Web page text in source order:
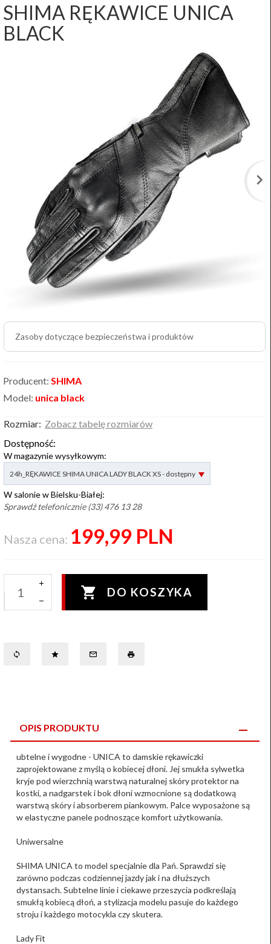
SHIMA RĘKAWICE UNICA
BLACK
Zasoby dotyczące bezpieczeństwa i produktów
Producent: SHIMA
Model: unica black
Rozmiar: Zobacz tabelę rozmiarów
Dostępność:
W magazynie wysyłkowym:
24h_RĘKAWICE SHIMA UNICA LADY BLACK XS - dostępny
W salonie w Bielsku-Białej:
Sprawdź telefonicznie (33) 476 13 28
Nasza cena: 199,99 PLN
DO KOSZYKA
OPIS PRODUKTU
ubtelne i wygodne - UNICA to damskie rękawiczki
zaprojektowane z myślą o kobiecej dłoni. Jej smukła sylwetka
kryje pod wierzchnią warstwą naturalnej skóry protektor na
kostki, a nadgarstek i bok dłoni wzmocnione są dodatkową
warstwą skóry i absorberem piankowym. Palce wyposażone są
w elastyczne panele podnoszące komfort użytkowania.
Uniwersalne
SHIMA UNICA to model specjalnie dla Pań. Sprawdzi się
zarówno podczas codziennej jazdy jak i na dłuższych
dystansach. Subtelne linie i ciekawe przeszycia podkreślają
smukłą kobiecą dłoń, a stylizacja modelu pasuje do każdego
stroju i każdego motocykla czy skutera.
Lady Fit